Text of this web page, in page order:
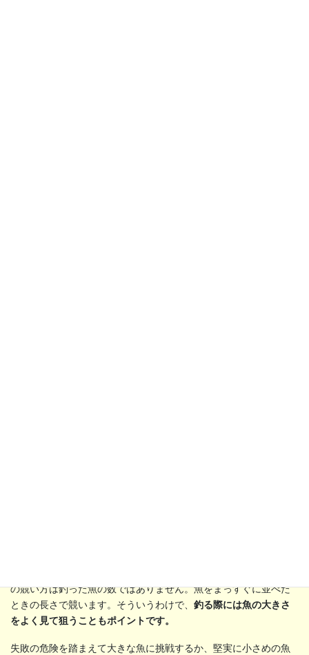
の競い方は釣った魚の数ではありません。魚をまっすぐに並べた
ときの長さで競います。そういうわけで、 釣る際には魚の大きさ
をよく見て狙うこともポイントです。
失敗の危険を踏まえて大きな魚に挑戦するか、堅実に小さめの魚